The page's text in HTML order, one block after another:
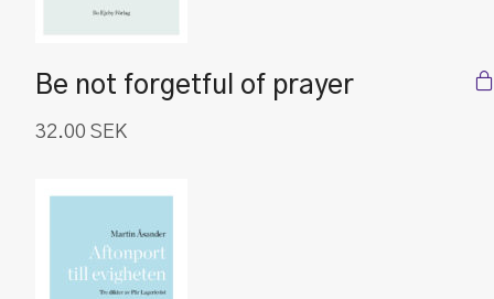
Be not forgetful of prayer
32.00 SEK